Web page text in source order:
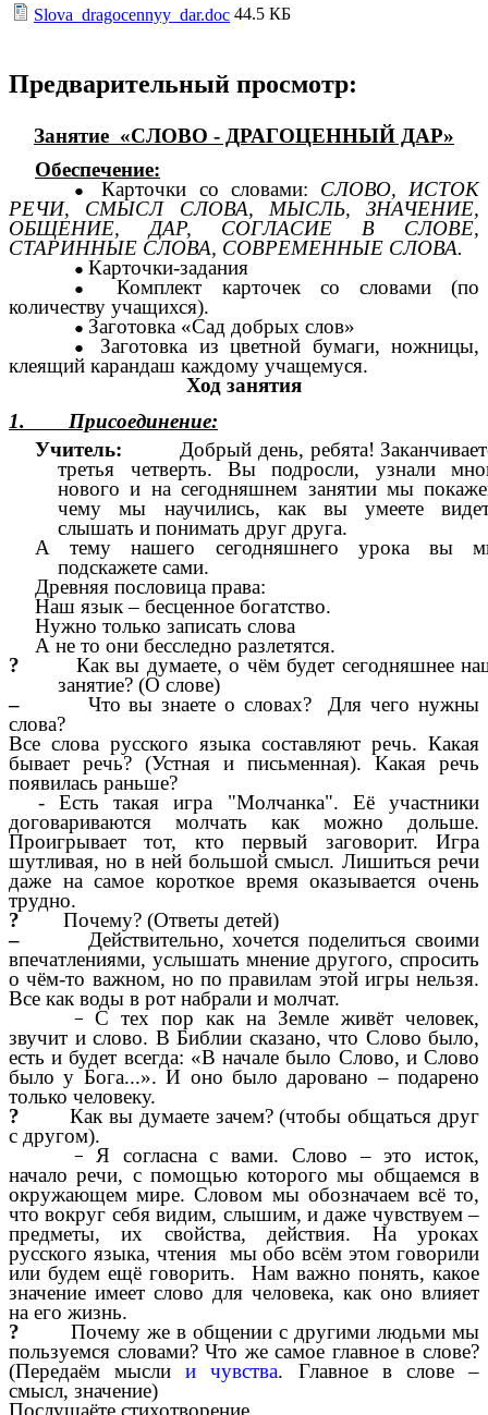
Slova_dragocennyy_dar.doc 44.5 КБ
Предварительный просмотр:
Занятие «СЛОВО - ДРАГОЦЕННЫЙ ДАР»
Обеспечение:
Карточки со словами: СЛОВО, ИСТОК
РЕЧИ, СМЫСЛ СЛОВА, МЫСЛЬ, ЗНАЧЕНИЕ,
ОБЩЕНИЕ, ДАР, СОГЛАСИЕ В СЛОВЕ,
СТАРИННЫЕ СЛОВА, СОВРЕМЕННЫЕ СЛОВА.
Карточки-задания
Комплект карточек со словами (по
количеству учащихся).
Заготовка «Сад добрых слов»
Заготовка из цветной бумаги, ножницы,
клеящий карандаш каждому учащемуся.
Ход занятия
1. Присоединение:
Учитель:
Добрый день, ребята!
третья четверть. Вы подросли, узнали
нового и на сегодняшнем занятии мы
чему мы научились, как вы умеете
слышать и понимать друг друга.
А тему нашего сегодняшнего урока вы
подскажете сами.
Древняя пословица права:
Наш язык – бесценное богатство.
Нужно только записать слова
А не то они бесследно разлетятся.
? Как вы думаете, о чём будет сегодняшнее
занятие? (О слове)
– Что вы знаете о словах? Для чего нужны
слова?
Все слова русского языка составляют речь. Какая
бывает речь? (Устная и письменная). Какая речь
появилась раньше?
- Есть такая игра "Молчанка". Её участники
договариваются молчать как можно дольше.
Проигрывает тот, кто первый заговорит. Игра
шутливая, но в ней большой смысл. Лишиться речи
даже на самое короткое время оказывается очень
трудно.
? Почему? (Ответы детей)
–
Действительно, хочется поделиться своими
впечатлениями, услышать мнение другого, спросить
о чём-то важном, но по правилам этой игры нельзя.
Все как воды в рот набрали и молчат.
С тех пор как на Земле живёт человек,
звучит и слово. В Библии сказано, что Слово было,
есть и будет всегда: «В начале было Слово, и Слово
было у Бога...».И оно было даровано – подарено
только человеку.
?Как вы думаете зачем? (чтобы общаться друг
с другом).
Я согласна с вами. Слово – это исток,
начало речи, с помощью которого мы общаемся в
окружающем мире. Словом мы обозначаем всё то,
что вокруг себя видим, слышим, и даже чувствуем –
предметы, их свойства, действия. На уроках
русского языка, чтения мы обо всём этом говорили
или будем ещё говорить. Нам важно понять, какое
значение имеет слово для человека, как оно влияет
на его жизнь.
?Почему же в общении с другими людьми мы
пользуемся словами? Что же самое главное в слове?
(Передаём мысли и чувства. Главное в слове –
смысл, значение)
Послушаёте стихотворение.